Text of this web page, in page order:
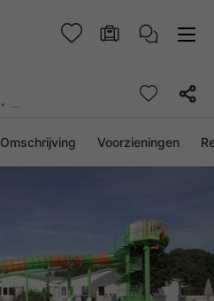
2 personen, 0 huisdier
Omschrijving Voorzieningen